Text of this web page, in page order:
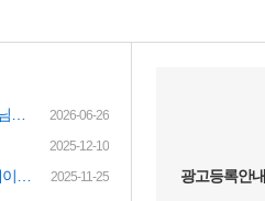
2026-06-26
2025-12-10
2025-11-25 광고등록안내